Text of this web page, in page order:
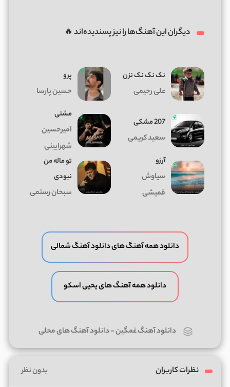
دیگران این آهنگ‌ها را نیز پسندیده‌اند 🔥
نک نک نک نزن
علی رحیمی
پرو
حسین پارسا
207 مشکی
سعید کریمی
مشتی
امیرحسین
شهرایینی
آرزو
سیاوش
قمیشی
تو ماله من
نبودی
سبحان رستمی
دانلود همه آهنگ های دانلود آهنگ شمالی
دانلود همه آهنگ های یحیی اسکو
دانلود آهنگ غمگین-دانلود آهنگ های محلی
نظرات کاربران بدون نظر